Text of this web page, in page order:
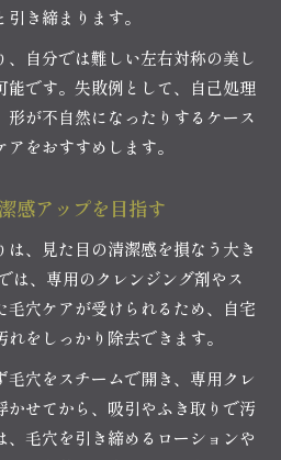
き締まります。
、自分では難しい左右対称の美し
能です。失敗例として、自己処理
が不自然になったりするケース
をおすすめします。
感アップを目指す
、見た目の清潔感を損なう大き
は、専用のクレンジング剤やス
毛穴ケアが受けられるため、自宅
をしっかり除去できます。
毛穴をスチームで開き、専用クレ
かせてから、吸引やふき取りで汚
、毛穴を引き締めるローションや